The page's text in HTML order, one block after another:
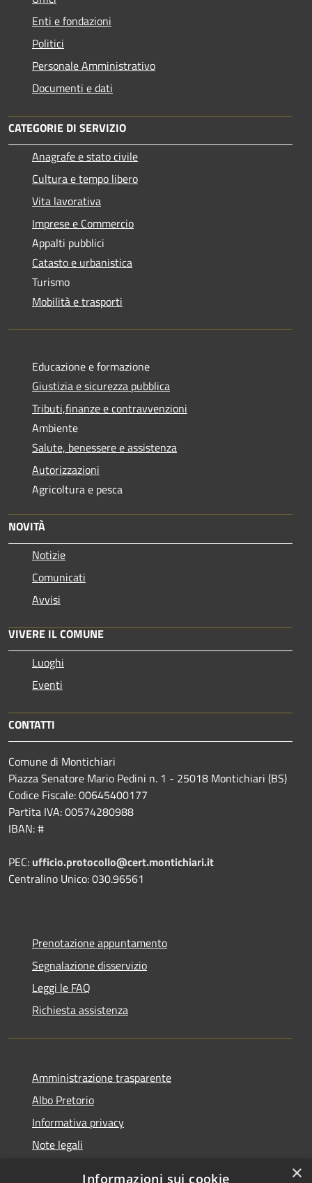
Enti e fondazioni
Politici
Personale Amministrativo
Documenti e dati
CATEGORIE DI SERVIZIO
Anagrafe e stato civile
Cultura e tempo libero
Vita lavorativa
Imprese e Commercio
Appalti pubblici
Catasto e urbanistica
Turismo
Mobilità e trasporti
Educazione e formazione
Giustizia e sicurezza pubblica
Tributi,finanze e contravvenzioni
Ambiente
Salute, benessere e assistenza
Autorizzazioni
Agricoltura e pesca
NOVITÀ
Notizie
Comunicati
Avvisi
VIVERE IL COMUNE
Luoghi
Eventi
CONTATTI
Comune di Montichiari
Piazza Senatore Mario Pedini n. 1 - 25018 Montichiari (BS)
Codice Fiscale: 00645400177
Partita IVA: 00574280988
IBAN: #
PEC: ufficio.protocollo@cert.montichiari.it
Centralino Unico: 030.96561
Prenotazione appuntamento
Segnalazione disservizio
Leggi le FAQ
Richiesta assistenza
Amministrazione trasparente
Albo Pretorio
Informativa privacy
Note legali
×
Informazioni sui cookie